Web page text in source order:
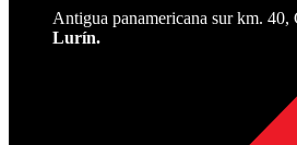
Antigua panamericana sur km.
Lurín.